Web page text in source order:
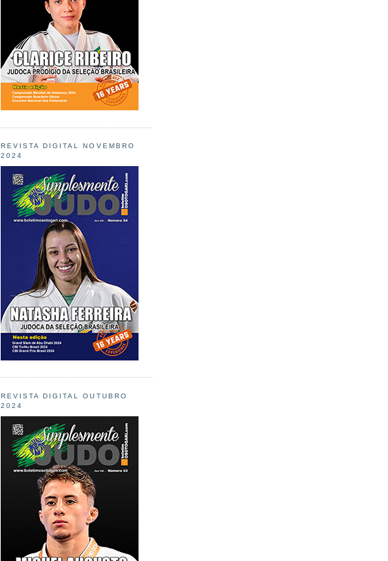
REVISTA DIGITAL NOVEMBRO
2024
REVISTA DIGITAL OUTUBRO
2024